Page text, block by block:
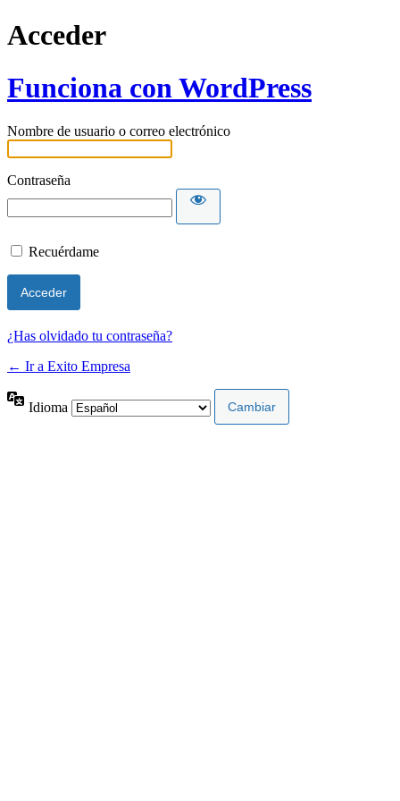
Acceder
Funciona con WordPress
Nombre de usuario o correo electrónico
Contraseña
Recuérdame
¿Has olvidado tu contraseña?
← Ir a Exito Empresa
Idioma